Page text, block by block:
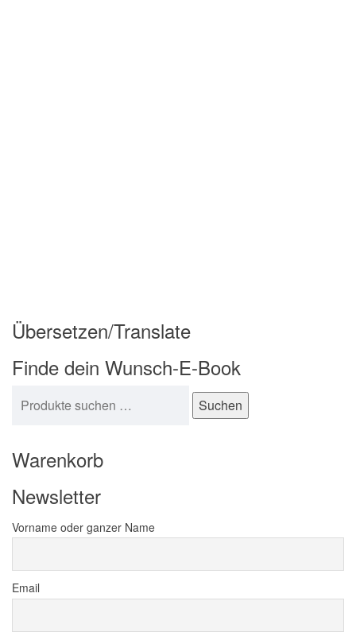
Übersetzen/Translate
Finde dein Wunsch-E-Book
Suchen
Warenkorb
Newsletter
Vorname oder ganzer Name
Email